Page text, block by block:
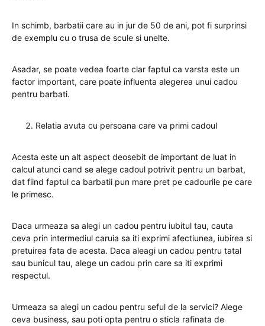
In schimb, barbatii care au in jur de 50 de ani, pot fi surprinsi
de exemplu cu o trusa de scule si unelte.
Asadar, se poate vedea foarte clar faptul ca varsta este un
factor important, care poate influenta alegerea unui cadou
pentru barbati.
Relatia avuta cu persoana care va primi cadoul
Acesta este un alt aspect deosebit de important de luat in
calcul atunci cand se alege cadoul potrivit pentru un barbat,
dat fiind faptul ca barbatii pun mare pret pe cadourile pe care
le primesc.
Daca urmeaza sa alegi un cadou pentru iubitul tau, cauta
ceva prin intermediul caruia sa iti exprimi afectiunea, iubirea si
pretuirea fata de acesta. Daca aleagi un cadou pentru tatal
sau bunicul tau, alege un cadou prin care sa iti exprimi
respectul.
Urmeaza sa alegi un cadou pentru seful de la servici? Alege
ceva business, sau poti opta pentru o sticla rafinata de